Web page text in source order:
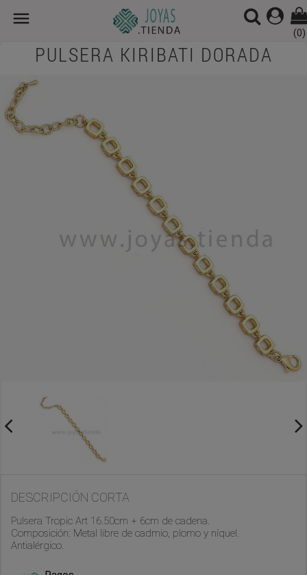

(0)
PULSERA KIRIBATI DORADA
DESCRIPCIÓN CORTA
Pulsera Tropic Art 16.50cm + 6cm de cadena.
Composición: Metal libre de cadmio, plomo y níquel.
Antialérgico.